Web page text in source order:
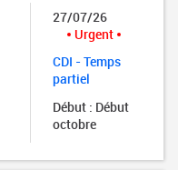
27/07/26
Urgent
CDI - Temps
partiel
Début : Début
octobre